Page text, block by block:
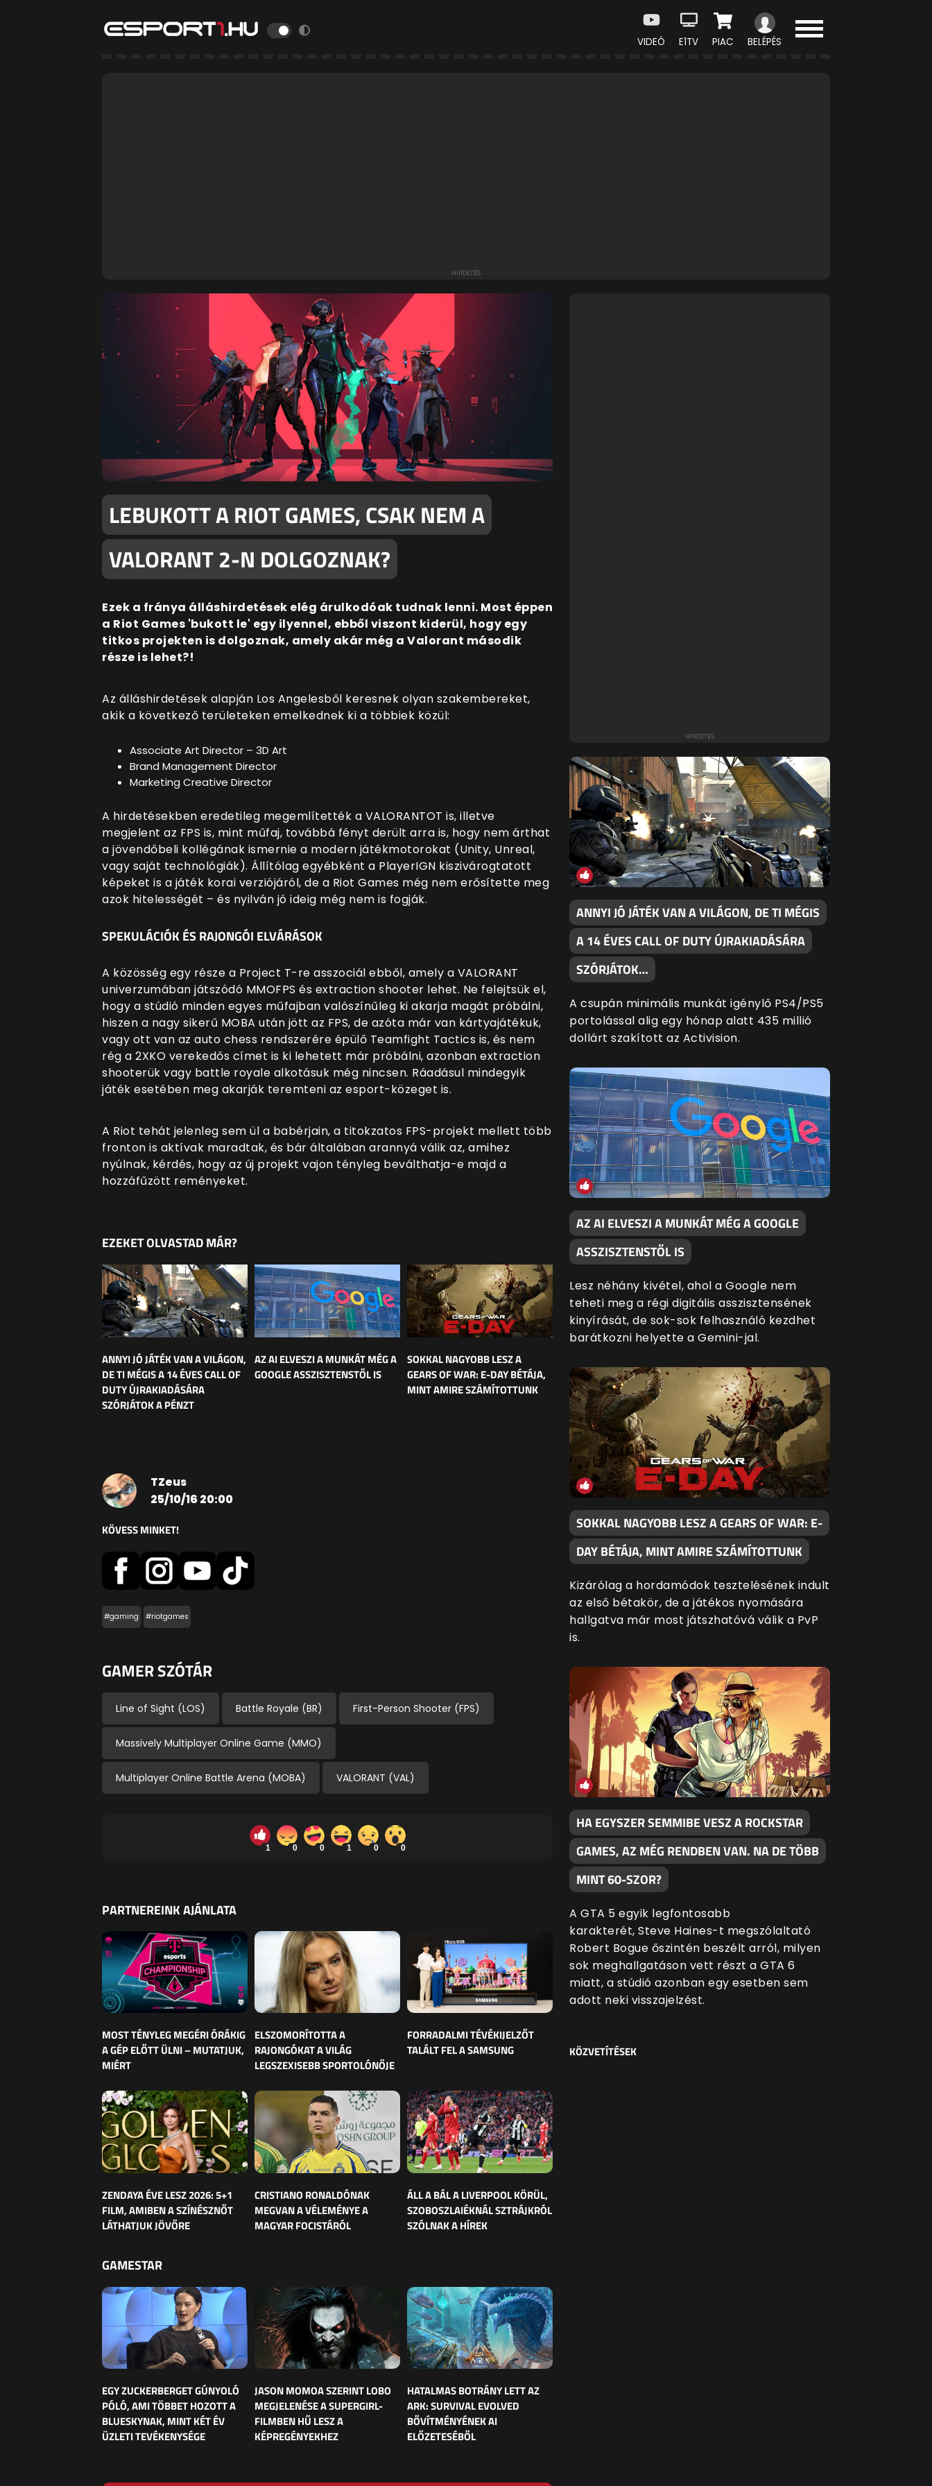
VIDEÓ E1TV PIAC BELÉPÉS
LEBUKOTT A RIOT GAMES, CSAK NEM A
VALORANT 2-N DOLGOZNAK?
Ezek a fránya álláshirdetések elég árulkodóak tudnak lenni. Most éppen
a Riot Games 'bukott le' egy ilyennel, ebből viszont kiderül, hogy egy
titkos projekten is dolgoznak, amely akár még a Valorant második
része is lehet?!
Az álláshirdetések alapján Los Angelesből keresnek olyan szakembereket,
akik a következő területeken emelkednek ki a többiek közül:
Associate Art Director – 3D Art
Brand Management Director
Marketing Creative Director
A hirdetésekben eredetileg megemlítették a VALORANTOT is, illetve
megjelent az FPS is, mint műfaj, továbbá fényt derült arra is, hogy nem árthat
a jövendőbeli kollégának ismernie a modern játékmotorokat (Unity, Unreal,
vagy saját technológiák). Állítólag egyébként a PlayerIGN kiszivárogtatott
képeket is a játék korai verziójáról, de a Riot Games még nem erősítette meg
azok hitelességét – és nyilván jó ideig még nem is fogják.
SPEKULÁCIÓK ÉS RAJONGÓI ELVÁRÁSOK
A közösség egy része a Project T-re asszociál ebből, amely a VALORANT
univerzumában játszódó MMOFPS és extraction shooter lehet. Ne felejtsük el,
hogy a stúdió minden egyes műfajban valószínűleg ki akarja magát próbálni,
hiszen a nagy sikerű MOBA után jött az FPS, de azóta már van kártyajátékuk,
vagy ott van az auto chess rendszerére épülő Teamfight Tactics is, és nem
rég a 2XKO verekedős címet is ki lehetett már próbálni, azonban extraction
shooterük vagy battle royale alkotásuk még nincsen. Ráadásul mindegyik
játék esetében meg akarják teremteni az esport-közeget is.
A Riot tehát jelenleg sem ül a babérjain, a titokzatos FPS-projekt mellett több
fronton is aktívak maradtak, és bár általában arannyá válik az, amihez
nyúlnak, kérdés, hogy az új projekt vajon tényleg beválthatja-e majd a
hozzáfűzött reményeket.
EZEKET OLVASTAD MÁR?
ANNYI JÓ JÁTÉK VAN A VILÁGON,
DE TI MÉGIS A 14 ÉVES CALL OF
DUTY ÚJRAKIADÁSÁRA
SZÓRJÁTOK A PÉNZT
AZ AI ELVESZI A MUNKÁT MÉG A
GOOGLE ASSZISZTENSTŐL IS
SOKKAL NAGYOBB LESZ A
GEARS OF WAR: E-DAY BÉTÁJA,
MINT AMIRE SZÁMÍTOTTUNK
TZeus
25/10/16 20:00
KÖVESS MINKET!
#gaming #riotgames
GAMER SZÓTÁR
Line of Sight (LOS) Battle Royale (BR) First-Person Shooter (FPS)
Massively Multiplayer Online Game (MMO)
Multiplayer Online Battle Arena (MOBA) VALORANT (VAL)
1 0 0 1 0 0
PARTNEREINK AJÁNLATA
MOST TÉNYLEG MEGÉRI ÓRÁKIG
A GÉP ELŐTT ÜLNI – MUTATJUK,
MIÉRT
ELSZOMORÍTOTTA A
RAJONGÓKAT A VILÁG
LEGSZEXISEBB SPORTOLÓNŐJE
FORRADALMI TÉVÉKIJELZŐT
TALÁLT FEL A SAMSUNG
ZENDAYA ÉVE LESZ 2026: 5+1
FILM, AMIBEN A SZÍNÉSZNŐT
LÁTHATJUK JÖVŐRE
CRISTIANO RONALDÓNAK
MEGVAN A VÉLEMÉNYE A
MAGYAR FOCISTÁRÓL
ÁLL A BÁL A LIVERPOOL KÖRÜL,
SZOBOSZLAIÉKNÁL SZTRÁJKRÓL
SZÓLNAK A HÍREK
GAMESTAR
EGY ZUCKERBERGET GÚNYOLÓ
PÓLÓ, AMI TÖBBET HOZOTT A
BLUESKYNAK, MINT KÉT ÉV
ÜZLETI TEVÉKENYSÉGE
JASON MOMOA SZERINT LOBO
MEGJELENÉSE A SUPERGIRL-
FILMBEN HŰ LESZ A
KÉPREGÉNYEKHEZ
HATALMAS BOTRÁNY LETT AZ
ARK: SURVIVAL EVOLVED
BŐVÍTMÉNYÉNEK AI
ELŐZETESÉBŐL
ANNYI JÓ JÁTÉK VAN A VILÁGON, DE TI MÉGIS
A 14 ÉVES CALL OF DUTY ÚJRAKIADÁSÁRA
SZÓRJÁTOK…
A csupán minimális munkát igénylő PS4/PS5
portolással alig egy hónap alatt 435 millió
dollárt szakított az Activision.
AZ AI ELVESZI A MUNKÁT MÉG A GOOGLE
ASSZISZTENSTŐL IS
Lesz néhány kivétel, ahol a Google nem
teheti meg a régi digitális asszisztensének
kinyírását, de sok-sok felhasználó kezdhet
barátkozni helyette a Gemini-jal.
SOKKAL NAGYOBB LESZ A GEARS OF WAR: E-
DAY BÉTÁJA, MINT AMIRE SZÁMÍTOTTUNK
Kizárólag a hordamódok tesztelésének indult
az első bétakör, de a játékos nyomására
hallgatva már most játszhatóvá válik a PvP
is.
HA EGYSZER SEMMIBE VESZ A ROCKSTAR
GAMES, AZ MÉG RENDBEN VAN. NA DE TÖBB
MINT 60-SZOR?
A GTA 5 egyik legfontosabb
karakterét, Steve Haines-t megszólaltató
Robert Bogue őszintén beszélt arról, milyen
sok meghallgatáson vett részt a GTA 6
miatt, a stúdió azonban egy esetben sem
adott neki visszajelzést.
KÖZVETÍTÉSEK